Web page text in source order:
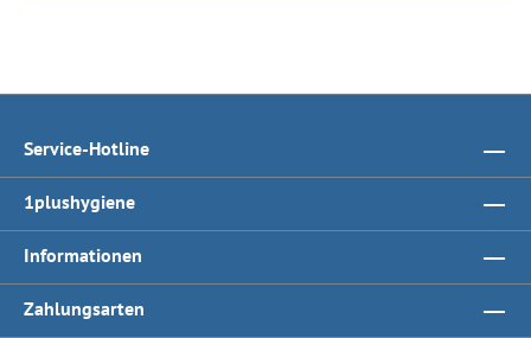
Service-Hotline
1plushygiene
Informationen
Zahlungsarten